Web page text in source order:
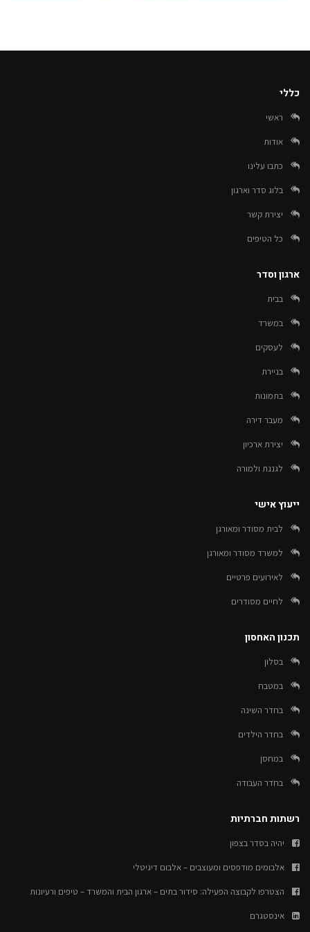
כללי
ראשי
אודות
כתבו עלינו
בלוג סדר וארגון
יצירת קשר
כל הטיפים
ארגון וסדר
בבית
במשרד
לעסקים
בניירת
בתמונות
מעבר דירה
יצירת ארכיון
לגננת ולמורה
ייעוץ אישי
לבית מסודר ומאורגן
למשרד מסודר ומאורגן
לאירועים פרטיים
לחיים מסודרים
תכנון האחסון
בסלון
במטבח
בחדר השינה
בחדר הילדים
במחסן
בחדר העבודה
רשתות חברתיות
יהיה בסדר בצפון
אלבומים מודפסים ומעוצבים – אלבום דיגיטלי
הצטרפו לקבוצה הפעילה: סידור בתים – ארגון הבית והמשרד – טיפים ורעיונות
אינסטגרם